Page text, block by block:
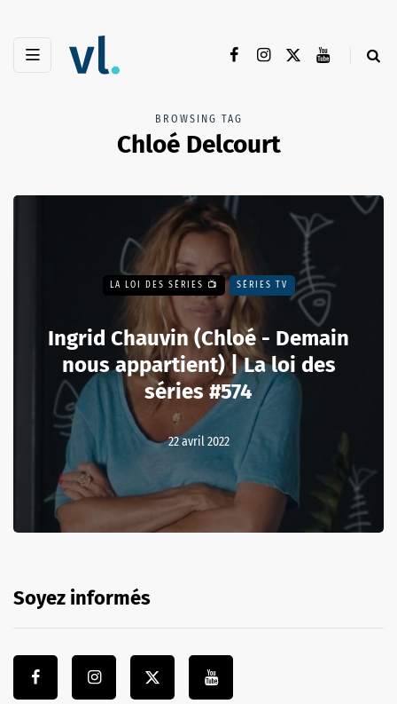
BROWSING TAG
Chloé Delcourt
LA LOI DES SÉRIES 📺 SÉRIES TV
Ingrid Chauvin (Chloé - Demain
nous appartient) | La loi des
séries #574
22 avril 2022
Soyez informés